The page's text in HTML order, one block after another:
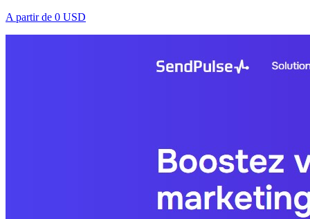
A partir de 0 USD